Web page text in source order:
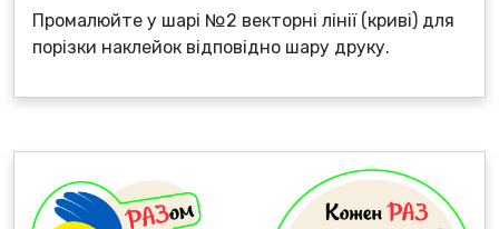
Промалюйте у шарі №2 векторні лінії (криві) для
порізки наклейок відповідно шару друку.